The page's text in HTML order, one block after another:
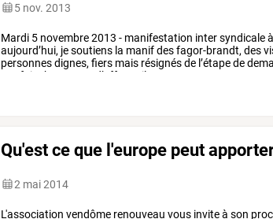
5 nov. 2013
Mardi 5 novembre2013 - manifestation intersyndicaleà
aujourd’hui, jesoutiens la manifdesfagor-brandt, des
personnesdignes, fiers mais résignésde l’étapede
faits beaucoup d’efforts, ils
Qu'est ce que l'europe peut
2 mai 2014
L'association vendôme renouveau vous inviteà son